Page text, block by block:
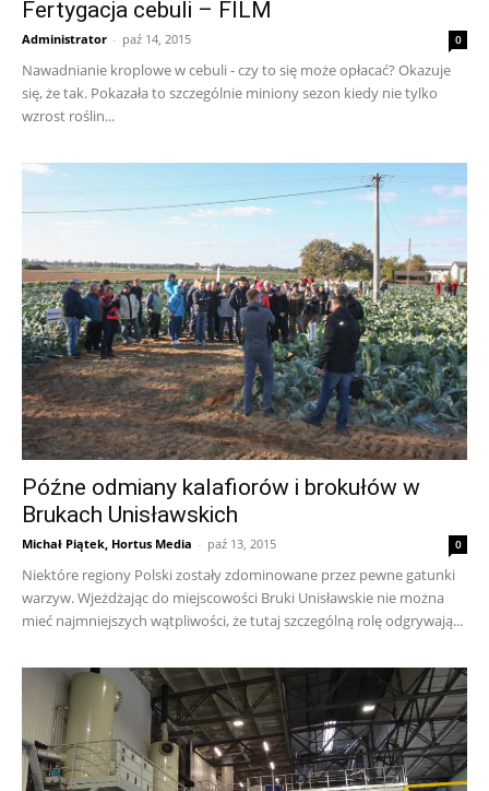
Fertygacja cebuli – FILM
Administrator - paź 14, 2015 0
Nawadnianie kroplowe w cebuli - czy to się może opłacać? Okazuje
się, że tak. Pokazała to szczególnie miniony sezon kiedy nie tylko
wzrost roślin...
Późne odmiany kalafiorów i brokułów w
Brukach Unisławskich
Michał Piątek, Hortus Media - paź 13, 2015 0
Niektóre regiony Polski zostały zdominowane przez pewne gatunki
warzyw. Wjeżdżając do miejscowości Bruki Unisławskie nie można
mieć najmniejszych wątpliwości, że tutaj szczególną rolę odgrywają...